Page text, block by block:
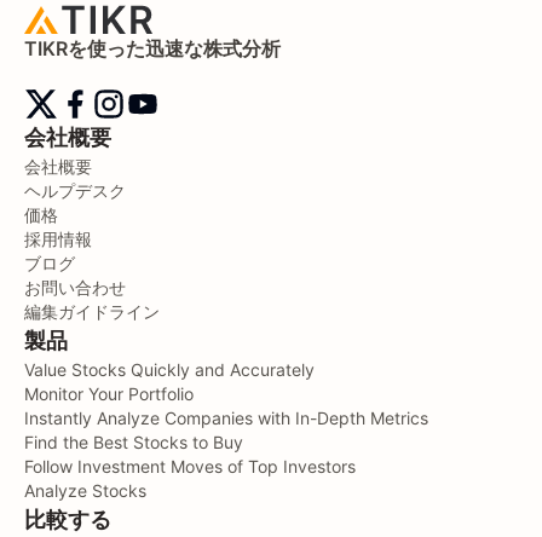
TIKRを使った迅速な株式分析
会社概要
会社概要
ヘルプデスク
価格
採用情報
ブログ
お問い合わせ
編集ガイドライン
製品
Value Stocks Quickly and Accurately
Monitor Your Portfolio
Instantly Analyze Companies with In-Depth Metrics
Find the Best Stocks to Buy
Follow Investment Moves of Top Investors
Analyze Stocks
比較する